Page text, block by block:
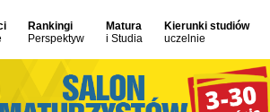
Rankingi
Perspektyw
Matura
i Studia
Kierunki studiów
uczelnie